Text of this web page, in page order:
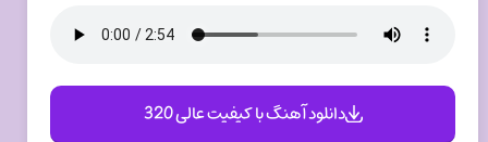
دانلود آهنگ با کیفیت عالی 320